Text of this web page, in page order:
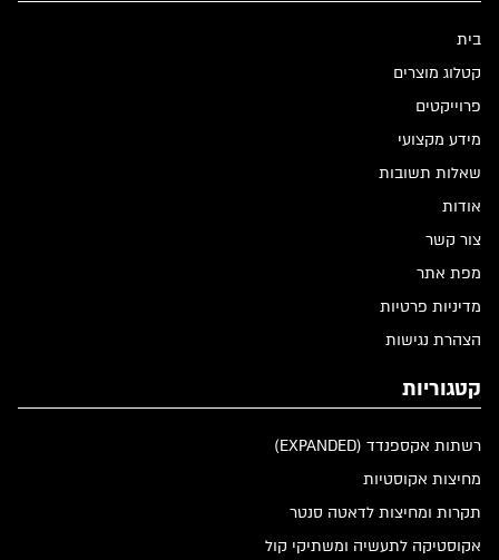
בית
קטלוג מוצרים
פרוייקטים
מידע מקצועי
שאלות תשובות
אודות
צור קשר
מפת אתר
מדיניות פרטיות
הצהרת נגישות
קטגוריות
רשתות אקספנדד (EXPANDED)
מחיצות אקוסטיות
תקרות ומחיצות לדאטה סנטר
אקוסטיקה לתעשיה ומשתיקי קול